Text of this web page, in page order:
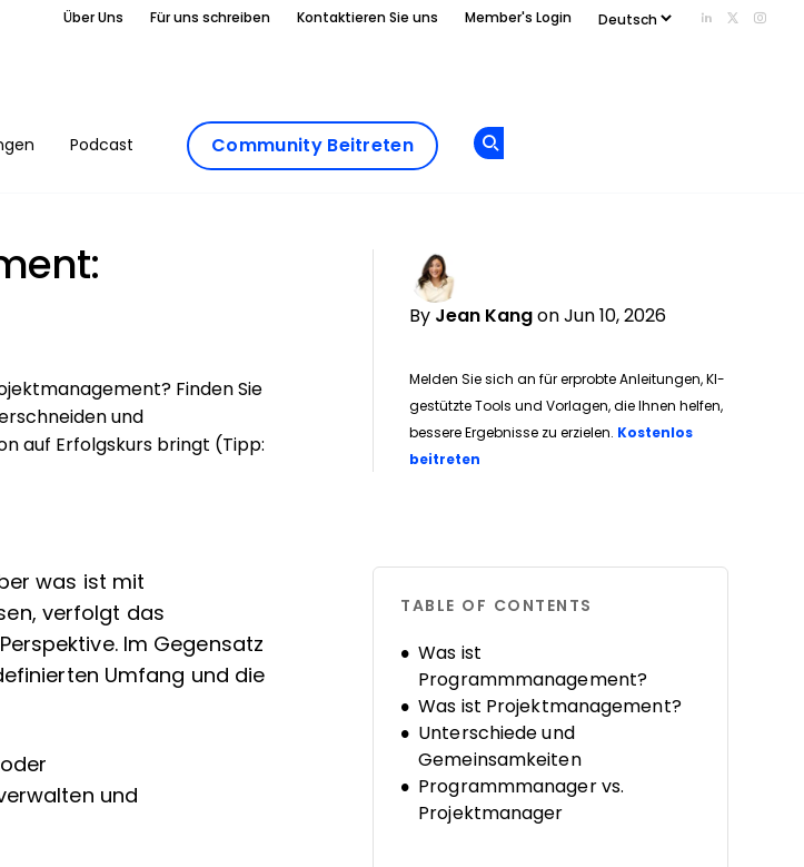
Über Uns Für uns schreiben Kontaktieren Sie uns Member's Login Add us on
Follow
Podcast Community Beitreten
By Jean Kang on Jun 10, 2026
Melden Sie sich an für erprobte Anleitungen, KI-
gestützte Tools und Vorlagen, die Ihnen helfen,
bessere Ergebnisse zu erzielen. Kostenlos
beitreten
Finden Sie
und
auf Erfolgskurs bringt (Tipp:
was ist mit
verfolgt das
Im Gegensatz
Umfang und die
und
TABLE OF CONTENTS
Was ist
Programmmanagement?
Was ist Projektmanagement?
Unterschiede und
Gemeinsamkeiten
Programmmanager vs.
Projektmanager